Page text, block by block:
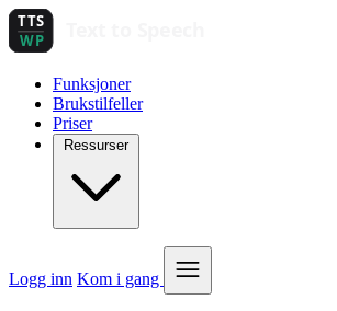
Funksjoner
Brukstilfeller
Priser
Ressurser
Logg inn Kom i gang